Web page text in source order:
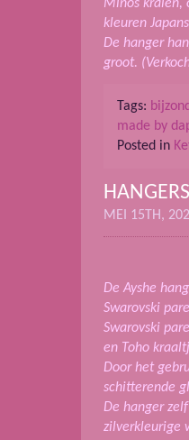
Minos kralen,
kleuren
De hanger
groot.
Tags:
made by
Posted in
MEI 15TH,
De Ayshe
Swarovski
Swarovski
en Toho
Door het
schitterende
De hanger
zilverkleurige